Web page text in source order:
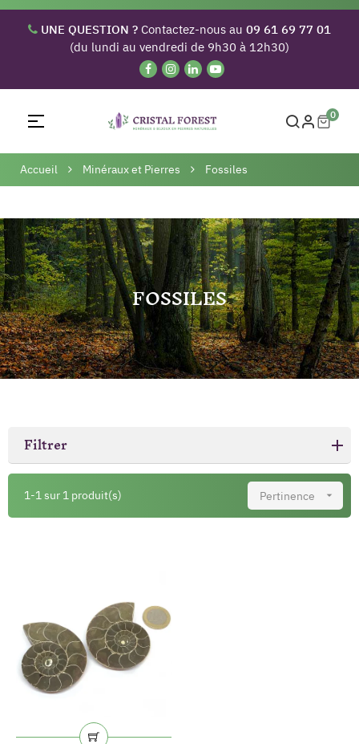
UNE QUESTION ? Contactez-nous au 09 61 69 77 01
(du lundi au vendredi de 9h30 à 12h30)
Basculer
navigation
☰ 0
Accueil Minéraux et Pierres Fossiles
FOSSILES
Filtrer
1-1 sur 1 produit(s) Pertinence 